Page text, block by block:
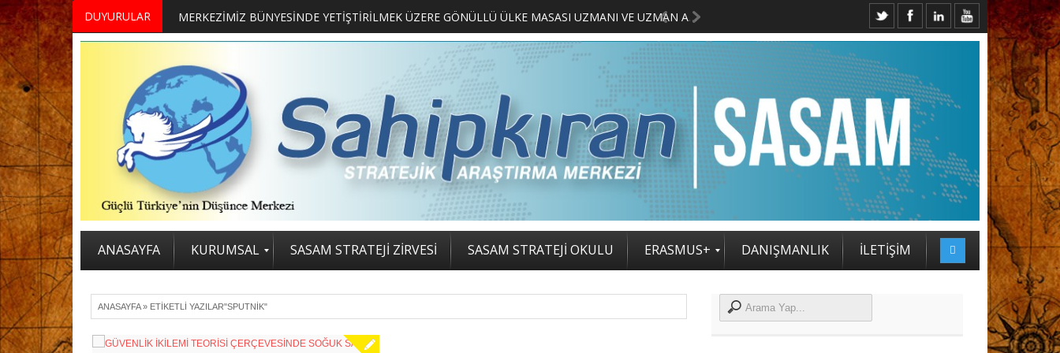
DUYURULAR MERKEZİMİZ BÜNYESİNDE YETİŞTİRİLMEK ÜZERE GÖNÜLLÜ ÜLKE MASASI UZMANI VE UZMAN ADAYLARI ARIYORUZ 2. SASAM STRATEJİ ZİRVESİ KATILIMCILARI BELLİ OLDU
ANASAYFA KURUMSAL SASAM STRATEJİ ZİRVESİ SASAM STRATEJİ OKULU ERASMUS+ DANIŞMANLIK İLETİŞİM
ANASAYFA» ETIKETLI YAZILAR"SPUTNIK"